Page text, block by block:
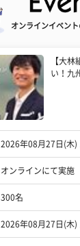
オンラインイベン
【大
い！九
2026年08月27日(木)
オンラインにて実施
300名
2026年08月27日(木)